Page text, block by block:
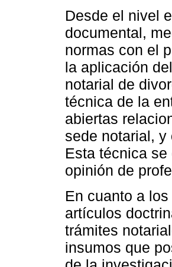
Desde el nivel
documental,
normas con el
la aplicación
notarial de
técnica de la
abiertas
sede notarial,
Esta técnica
opinión de
En cuanto a
artículos
trámites
insumos que